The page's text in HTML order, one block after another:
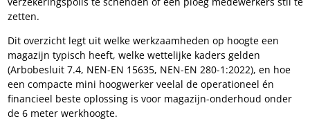
zetten.
Dit overzicht legt uit welke werkzaamheden op hoogte een
magazijn typisch heeft, welke wettelijke kaders gelden
(Arbobesluit 7.4, NEN-EN 15635, NEN-EN 280-1:2022), en hoe
een compacte mini hoogwerker veelal de operationeel én
financieel beste oplossing is voor magazijn-onderhoud onder
de 6 meter werkhoogte.